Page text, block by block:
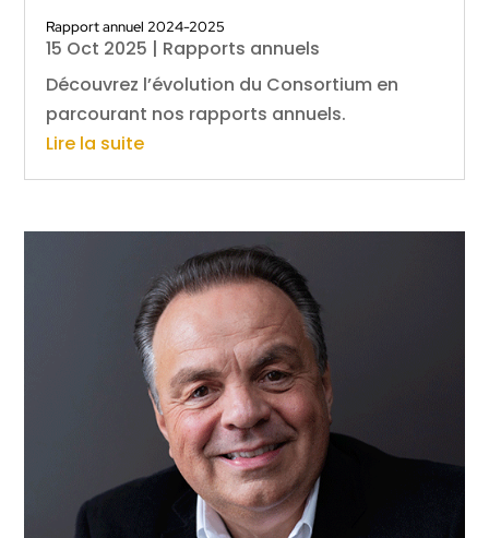
Rapport annuel 2024-2025
15 Oct 2025 | Rapports annuels
Découvrez l’évolution du Consortium en
parcourant nos rapports annuels.
Lire la suite